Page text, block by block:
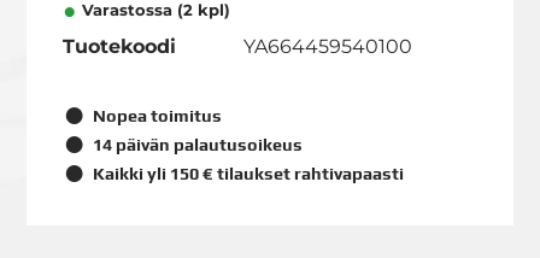
Varastossa (2 kpl)
Tuotekoodi YA664459540100
Nopea toimitus
14 päivän palautusoikeus
Kaikki yli 150 € tilaukset rahtivapaasti